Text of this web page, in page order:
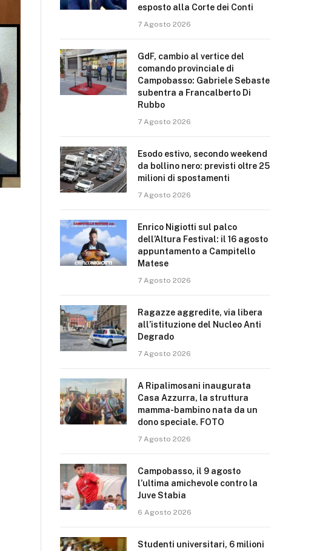
esposto alla Corte dei Conti
7 Agosto 2026
GdF, cambio al vertice del
comando provinciale di
Campobasso: Gabriele Sebaste
subentra a Francalberto Di
Rubbo
7 Agosto 2026
Esodo estivo, secondo weekend
da bollino nero: previsti oltre 25
milioni di spostamenti
7 Agosto 2026
Enrico Nigiotti sul palco
dell’Altura Festival: il 16 agosto
appuntamento a Campitello
Matese
7 Agosto 2026
Ragazze aggredite, via libera
all’istituzione del Nucleo Anti
Degrado
7 Agosto 2026
A Ripalimosani inaugurata
Casa Azzurra, la struttura
mamma-bambino nata da un
dono speciale. FOTO
7 Agosto 2026
Campobasso, il 9 agosto
l’ultima amichevole contro la
Juve Stabia
6 Agosto 2026
Studenti universitari, 6 milioni